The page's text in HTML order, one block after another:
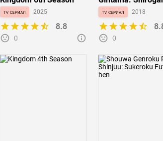
tv сериал 2025
8.8
0
Tamashii-hen
tv сериал 2018
0